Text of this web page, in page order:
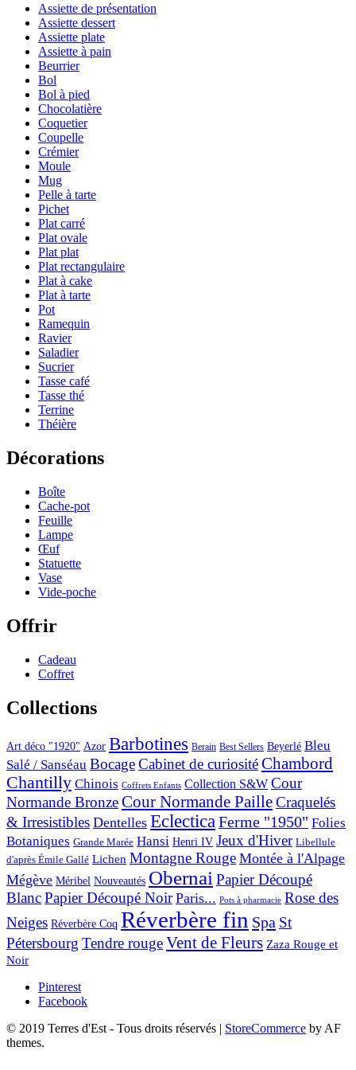
Assiette de présentation
Assiette dessert
Assiette plate
Assiette à pain
Beurrier
Bol
Bol à pied
Chocolatière
Coquetier
Coupelle
Crémier
Moule
Mug
Pelle à tarte
Pichet
Plat carré
Plat ovale
Plat plat
Plat rectangulaire
Plat à cake
Plat à tarte
Pot
Ramequin
Ravier
Saladier
Sucrier
Tasse café
Tasse thé
Terrine
Théière
Décorations
Boîte
Cache-pot
Feuille
Lampe
Œuf
Statuette
Vase
Vide-poche
Offrir
Cadeau
Coffret
Collections
Art déco "1920" Azor Barbotines Berain Best Sellers Beyerlé Bleu
Salé / Sanséau BocageCabinet de curiositéChambord
Chantilly Chinois Coffrets Enfants Collection S&W Cour
Normande BronzeCour Normande PailleCraquelés
& Irresistibles Dentelles EclecticaFerme "1950" Folies
Botaniques Grande Marée Hansi Henri IV Jeux d'Hiver Libellule
d'après Émile Gallé Lichen Montagne Rouge Montée à l'Alpage
Mégève Méribel Nouveautés ObernaiPapier Découpé
BlancPapier Découpé Noir Paris... Pots à pharmacie Rose des
Neiges Réverbère Coq Réverbère fin Spa St
Pétersbourg Tendre rougeVent de Fleurs Zaza Rouge et
Noir
Pinterest
Facebook
© 2019 Terres d'Est - Tous droits réservés
StoreCommerce by AF
themes.